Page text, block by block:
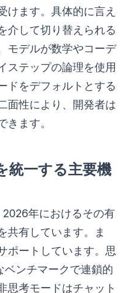
けます。具体的に言え
介して切り替えられる
モデルが数学やコーデ
ステップの論理を使用
ドをデフォルトとする
面性により、開発者は
きます。
統一する主要機
年におけるその有
共有しています。ま
ポートしています。思
ンチマークで連鎖的
思考モードはチャット